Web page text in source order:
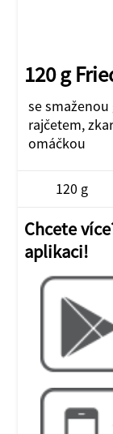
120 g
se
rajčetem,
omáčkou
120 g
Chcete
aplikaci!